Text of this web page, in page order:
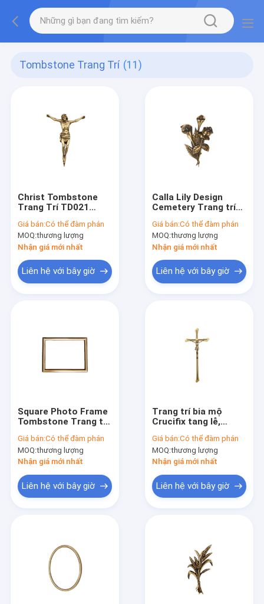
Tombstone Trang Trí (11)
Christ Tombstone
Trang Trí TD021
Thau 290 * 220 mét
Kích Thước
Giá bán:Có thể đàm phán
MOQ:thương lượng
Nhận giá mới nhất
Liên hệ với bây giờ
Calla Lily Design
Cemetery Trang trí
Tombstone Phần
cứng
Giá bán:Có thể đàm phán
MOQ:thương lượng
Nhận giá mới nhất
Liên hệ với bây giờ
Square Photo Frame
Tombstone Trang trí
nhanh TD008
Giá bán:Có thể đàm phán
MOQ:thương lượng
Nhận giá mới nhất
Liên hệ với bây giờ
Trang trí bia mộ
Crucifix tang lễ,
bằng đá Trọng lượng
nhẹ
Giá bán:Có thể đàm phán
MOQ:thương lượng
Nhận giá mới nhất
Liên hệ với bây giờ